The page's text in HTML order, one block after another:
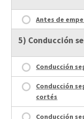
Antes de
5) Conducción
Conducción
Conducción
cortés
Conducción